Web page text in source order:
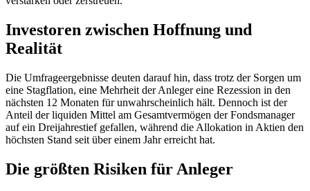
Investoren zwischen Hoffnung und
Realität
Die Umfrageergebnisse deuten darauf hin, dass trotz der Sorgen um
eine Stagflation, eine Mehrheit der Anleger eine Rezession in den
nächsten 12 Monaten für unwahrscheinlich hält. Dennoch ist der
Anteil der liquiden Mittel am Gesamtvermögen der Fondsmanager
auf ein Dreijahrestief gefallen, während die Allokation in Aktien den
höchsten Stand seit über einem Jahr erreicht hat.
Die größten Risiken für Anleger